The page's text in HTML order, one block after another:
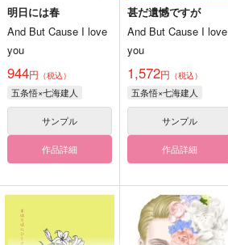
明日には春
And But Cause I love
you
944円 （税込）
五条悟×七海建人
サンプル
作品詳細
甚だ遺憾ですが
And But Cause I love
you
1,572円 （税込）
五条悟×七海建人
サンプル
作品詳細